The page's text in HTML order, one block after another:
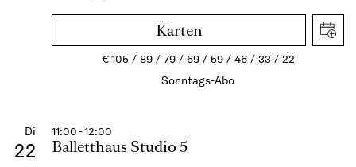
Karten
€105 89 79 69 59 46 33
22
Sonntags-Abo
Di
22
11:00 - 12:00
Balletthaus Studio 5